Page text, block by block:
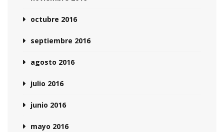
octubre 2016
septiembre 2016
agosto 2016
julio 2016
junio 2016
mayo 2016